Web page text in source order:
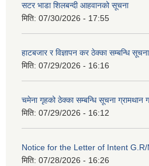
सटर भाडा शिलबन्दी आहवानको सूचना
मिति: 07/30/2026 - 17:55
हाटबजार र विज्ञापन कर ठेक्का सम्बन्धि
मिति: 07/29/2026 - 16:16
चमेना गृहको ठेक्का सम्बन्धि सूचना ग्रामथान
मिति: 07/29/2026 - 16:12
Notice for the Letter of Intent
मिति: 07/28/2026 - 16:26